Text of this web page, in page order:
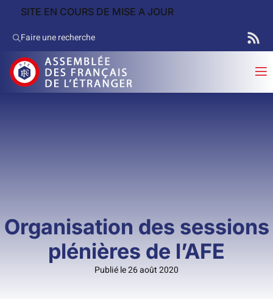
SITE EN COURS DE MISE A JOUR
Faire une recherche
Organisation des sessions
plénières de l’AFE
Publié le 26 août 2020